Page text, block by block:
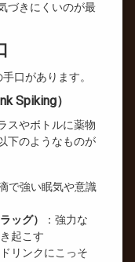
づきにくいのが最
口があります。
Spiking）
スやボトルに薬物
下のようなものが
で強い眠気や意識
ッグ）
：強力な
起こす
ドリンクにこっそ